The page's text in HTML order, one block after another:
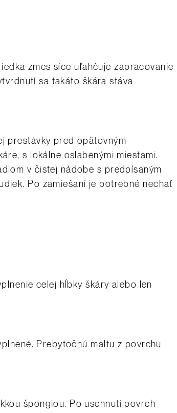
zmes síce uľahčuje zapracovanie
sa takáto škára stáva
prestávky pred opätovným
s lokálne oslabenými miestami.
v čistej nádobe s predpísaným
Po zamiešaní je potrebné nechať
celej hĺbky škáry alebo len
Prebytočnú maltu z povrchu
špongiou. Po uschnutí povrch